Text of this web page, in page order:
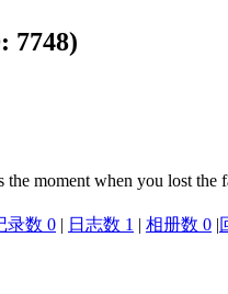
7748)
the moment when you lost
录数 0 | 日志数 1 | 相册数 0 |